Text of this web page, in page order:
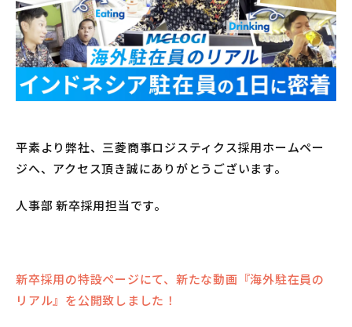
平素より弊社、三菱商事ロジスティクス採用ホームペー
ジへ、アクセス頂き誠にありがとうございます。
人事部 新卒採用担当です。
新卒採用の特設ページにて、新たな動画『海外駐在員の
リアル』を公開致しました！